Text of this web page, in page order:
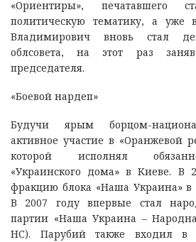
«Ориентиры», печатавшего
политическую тематику, а уже
Владимирович вновь стал
облсовета, на этот раз
председателя.
«Боевой нардеп»
Будучи ярым борцом-
активное участие в «Оранжевой
которой исполнял
«Украинского дома» в Киеве. В
фракцию блока «Наша Украина» в
В 2007 году впервые стал
партии «Наша Украина –
НС). Парубий также входил в